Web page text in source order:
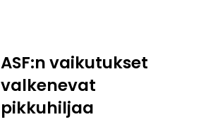
ASF:n vaikutukset
valkenevat
pikkuhiljaa